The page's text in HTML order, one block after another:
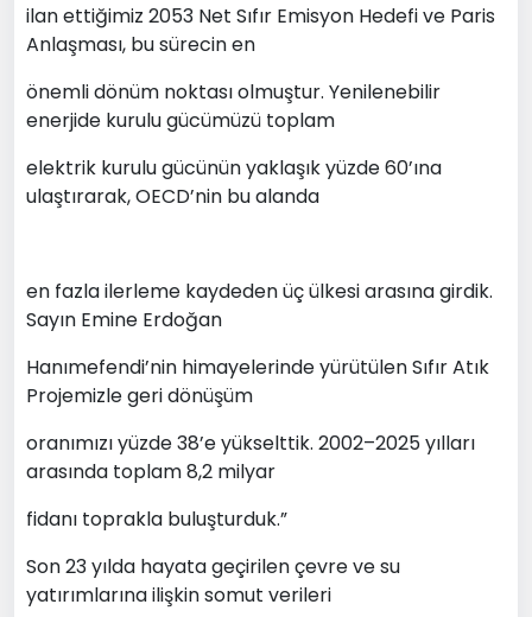
ilan ettiğimiz 2053 Net Sıfır Emisyon Hedefi ve Paris
Anlaşması, bu sürecin en
önemli dönüm noktası olmuştur. Yenilenebilir
enerjide kurulu gücümüzü toplam
elektrik kurulu gücünün yaklaşık yüzde 60’ına
ulaştırarak, OECD’nin bu alanda
en fazla ilerleme kaydeden üç ülkesi arasına girdik.
Sayın Emine Erdoğan
Hanımefendi’nin himayelerinde yürütülen Sıfır Atık
Projemizle geri dönüşüm
oranımızı yüzde 38’e yükselttik. 2002–2025 yılları
arasında toplam 8,2 milyar
fidanı toprakla buluşturduk.”
Son 23 yılda hayata geçirilen çevre ve su
yatırımlarına ilişkin somut verileri